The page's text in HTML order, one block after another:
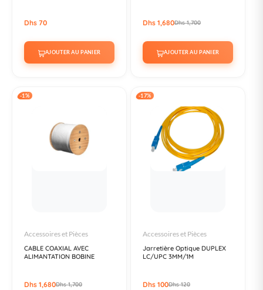
Dhs 70
AJOUTER AU PANIER
Dhs 1,680Dhs 1,700
AJOUTER AU PANIER
-1%
Accessoires et Pièces
CABLE COAXIAL AVEC
ALIMANTATION BOBINE
Dhs 1,680Dhs 1,700
-17%
Accessoires et Pièces
Jarretière Optique DUPLEX
LC/UPC 3MM/1M
Dhs 100Dhs 120